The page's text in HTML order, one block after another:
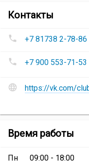
Контакты
салон
Номера
телефонов
салон
+7 81738 2-78-86
+7 900 553-71-53
Сайт
и
сети
салон
https://vk.com/
Время работы
Пн 09:00 - 18:00